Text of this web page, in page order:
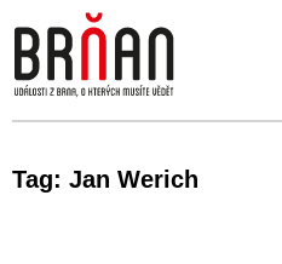
Tag: Jan Werich